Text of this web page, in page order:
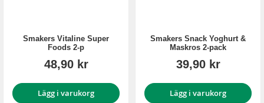
Smakers Vitaline Super
Foods 2-p
48,90 kr
Lägg i varukorg
Smakers Snack Yoghurt &
Maskros 2-pack
39,90 kr
Lägg i varukorg